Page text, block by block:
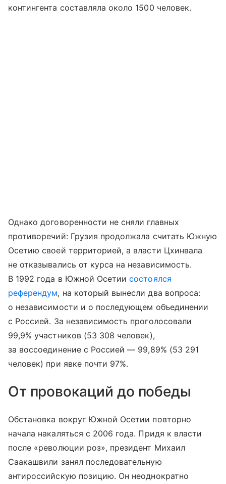
контингента составляла около 1500 человек.
Однако договоренности не сняли главных
противоречий: Грузия продолжала считать Южную
Осетию своей территорией, а власти Цхинвала
не отказывались от курса на независимость.
В 1992 года в Южной Осетиисостоялся
референдум, на который вынесли два вопроса:
о независимости и о последующем объединении
с Россией. За независимость проголосовали
99,9% участников (53 308 человек),
за воссоединение с Россией — 99,89% (53 291
человек) при явке почти 97%.
От провокаций до победы
Обстановка вокруг Южной Осетии повторно
начала накаляться с 2006 года. Придя к власти
после «революции роз», президент Михаил
Саакашвили занял последовательную
антироссийскую позицию. Он неоднократно